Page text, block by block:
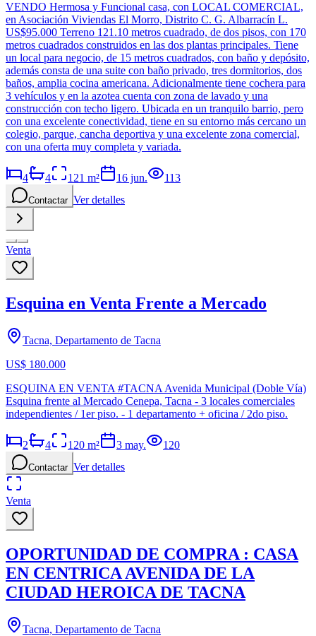
VENDO Hermosa y Funcional casa, con LOCAL COMERCIAL,
en Asociación Viviendas El Morro, Distrito C. G. Albarracín L.
US$95.000 Terreno 121.10 metros cuadrado, de dos pisos, con 170
metros cuadrados construidos en las dos plantas principales. Tiene
un local para negocio, de 15 metros cuadrados, con baño y depósito,
además consta de una suite con baño privado, tres dormitorios, dos
baños, amplia cocina americana. Adicionalmente tiene cochera para
3 vehículos y en la azotea cuenta con zona de lavado y una
construcción con techo ligero. Ubicada en un tranquilo barrio, pero
con una excelente conectividad, tiene en su entorno más cercano un
colegio, parque, cancha deportiva y una excelente zona comercial,
con una oferta muy completa y variada.
4 4 121 m² 16 jun. 113
Contactar Ver detalles
Venta
Esquina en Venta Frente a Mercado
Tacna, Departamento de Tacna
US$ 180.000
ESQUINA EN VENTA #TACNA Avenida Municipal (Doble Vía)
Esquina frente al Mercado Cenepa, Tacna - 3 locales comerciales
independientes / 1er piso. - 1 departamento + oficina / 2do piso.
2 4 120 m² 3 may. 120
Contactar Ver detalles
Venta
OPORTUNIDAD DE COMPRA : CASA
EN CENTRICA AVENIDA DE LA
CIUDAD HEROICA DE TACNA
Tacna, Departamento de Tacna